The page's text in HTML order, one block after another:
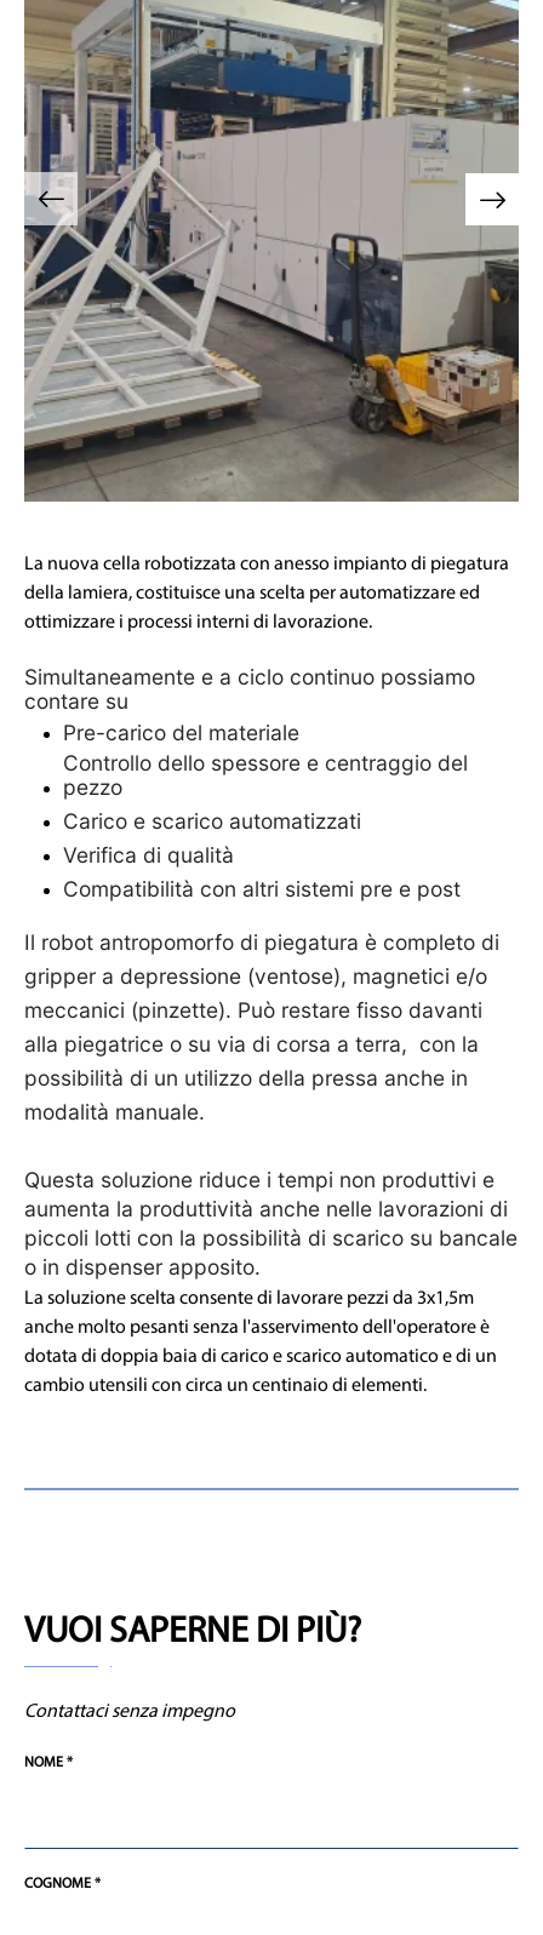
La nuova cella robotizzata con anesso impianto di piegatura
della lamiera, costituisce una scelta per automatizzare ed
ottimizzare i processi interni di lavorazione.
Simultaneamente e a ciclo continuo possiamo
contare su
Pre-carico del materiale
Controllo dello spessore e centraggio del
pezzo
Carico e scarico automatizzati
Verifica di qualità
Compatibilità con altri sistemi pre e post
Il robot antropomorfo di piegatura è completo di
gripper a depressione (ventose), magnetici e/o
meccanici (pinzette). Può restare fisso davanti
alla piegatrice o su via di corsa a terra, con la
possibilità di un utilizzo della pressa anche in
modalità manuale.
Questa soluzione riduce i tempi non produttivi e
aumenta la produttività anche nelle lavorazioni di
piccoli lotti con la possibilità di scarico su bancale
o in dispenser apposito.
La soluzione scelta consente di lavorare pezzi da 3x1,5m
anche molto pesanti senza l'asservimento dell'operatore è
dotata di doppia baia di carico e scarico automatico e di un
cambio utensili con circa un centinaio di elementi.
VUOI SAPERNE DI PIÙ?
Contattaci senza impegno
NOME *
COGNOME *